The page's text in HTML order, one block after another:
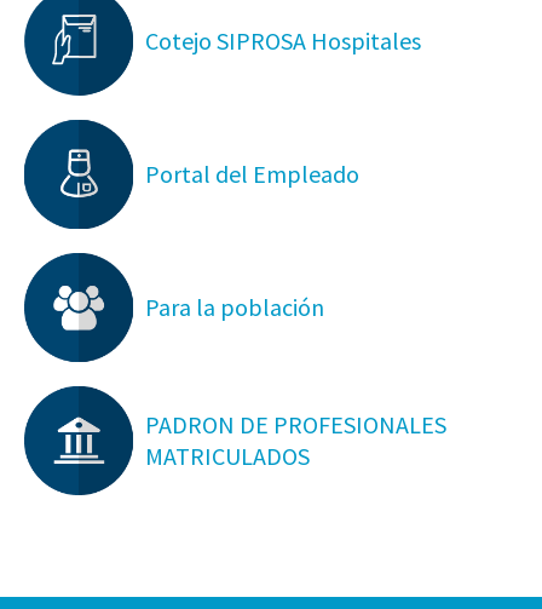
Cotejo SIPROSA Hospitales
Portal del Empleado
Para la población
PADRON DE PROFESIONALES
MATRICULADOS